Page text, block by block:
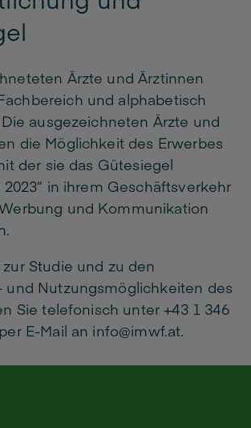
Ärzte und Ärztinnen
und alphabetisch
ausgezeichneten Ärzte und
die Möglichkeit des Erwerbes
der sie das Gütesiegel
2023“ in ihrem Geschäftsverkehr
und Kommunikation
Studie und zu den
und Nutzungsmöglichkeiten des
Sie telefonisch unter +43 1 346
E-Mail an info@imwf.at.